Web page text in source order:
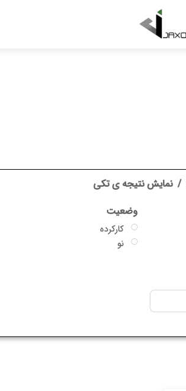
نمایش نتیجه ی تکی
وضعیت
کارکرده
نو